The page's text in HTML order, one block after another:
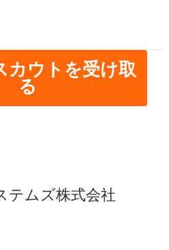
カウトを受け取
る
テムズ株式会社